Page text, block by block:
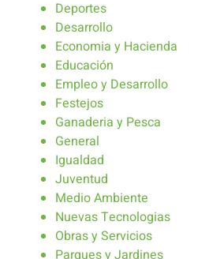
Deportes
Desarrollo
Economia y Hacienda
Educación
Empleo y Desarrollo
Festejos
Ganaderia y Pesca
General
Igualdad
Juventud
Medio Ambiente
Nuevas Tecnologias
Obras y Servicios